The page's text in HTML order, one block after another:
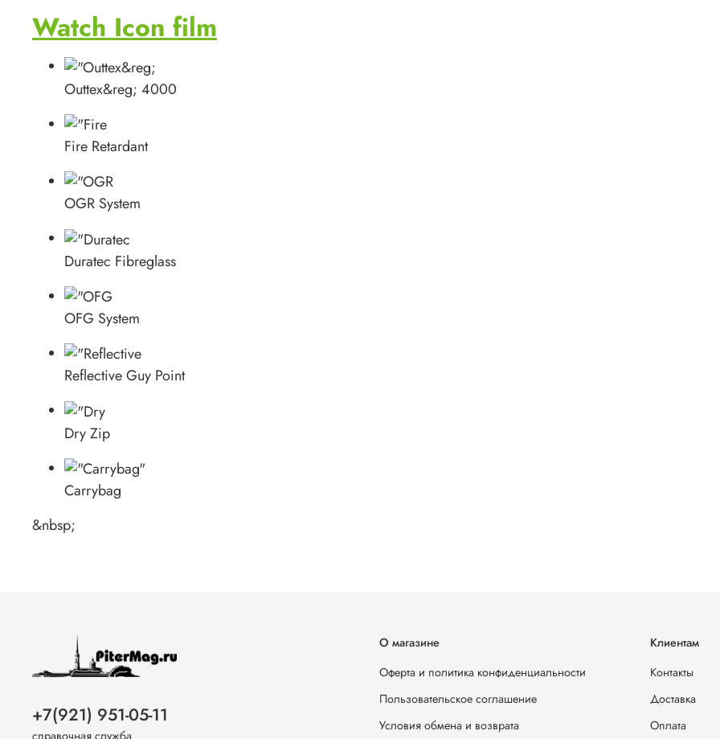
Watch Icon film
Outtex&reg; 4000
Fire Retardant
OGR System
Duratec Fibreglass
OFG System
Reflective Guy Point
Dry Zip
Carrybag
&nbsp;
О магазине
Оферта и политика конфиденциальности
Пользовательское соглашение
Условия обмена и возврата
Клиентам
Контакты
Доставка
Оплата
+7(921) 951-05-11
справочная служба